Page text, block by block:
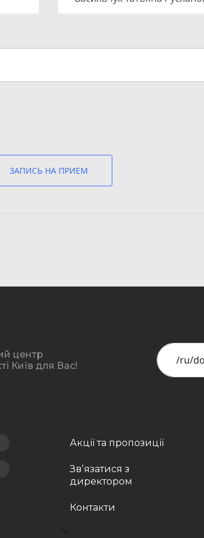
ЗАПИСЬ НА ПРИЕМ
центр
Київ для Вас!
Поиск
Акції та пропозиції
Звʼязатися з
директором
Контакти